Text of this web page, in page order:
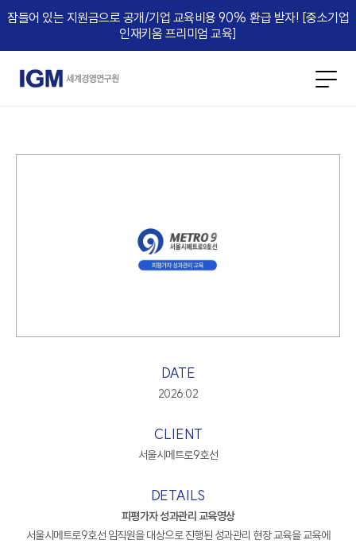
잠들어 있는 지원금으로 공개/기업 교육비용 90% 환급 받자! [중소기업
인재키움 프리미엄 교육]​
DATE
2026.02
CLIENT
서울시메트로9호선
DETAILS
피평가자 성과관리 교육영상
서울시메트로9호선 임직원을 대상으로 진행된 성과관리 현장 교육을 교육에